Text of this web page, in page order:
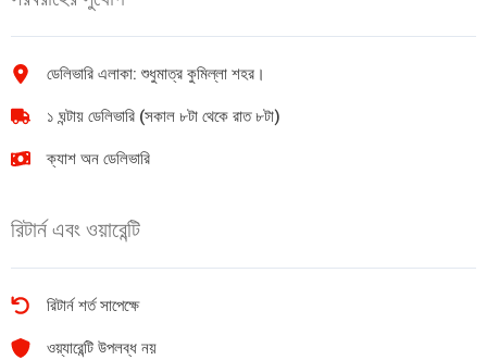
ডেলিভারি এলাকা: শুধুমাত্র কুমিল্লা শহর।
১ ঘন্টায় ডেলিভারি (সকাল ৮টা থেকে রাত ৮টা)
ক্যাশ অন ডেলিভারি
রিটার্ন এবং ওয়ারেন্টি
রিটার্ন শর্ত সাপেক্ষে
ওয়্যারেন্টি উপলব্ধ নয়